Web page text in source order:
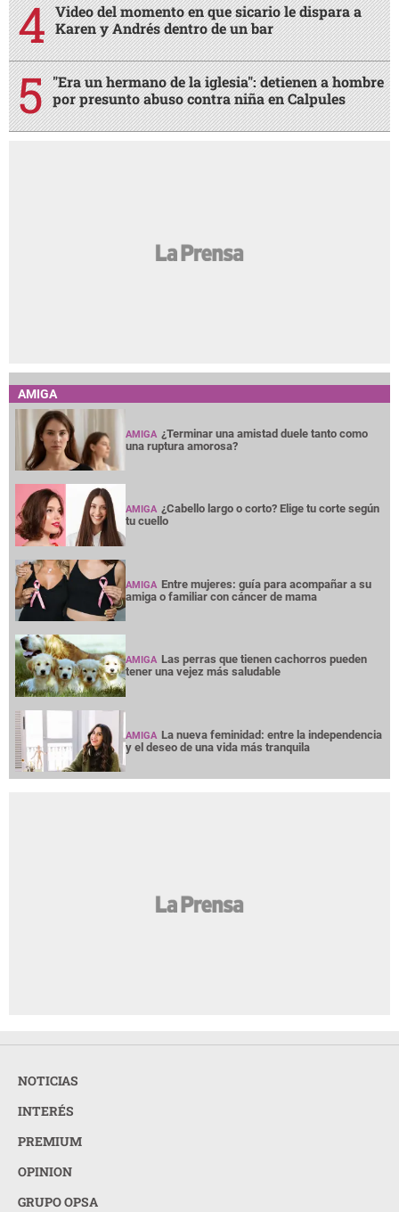
Video del momento en que sicario le dispara a
Karen y Andrés dentro de un bar
"Era un hermano de la iglesia": detienen a hombre
por presunto abuso contra niña en Calpules
AMIGA
AMIGA ¿Terminar una amistad duele tanto como
una ruptura amorosa?
AMIGA ¿Cabello largo o corto? Elige tu corte según
tu cuello
AMIGA Entre mujeres: guía para acompañar a su
amiga o familiar con cáncer de mama
AMIGA Las perras que tienen cachorros pueden
tener una vejez más saludable
AMIGA La nueva feminidad: entre la independencia
y el deseo de una vida más tranquila
NOTICIAS
INTERÉS
PREMIUM
OPINION
GRUPO OPSA